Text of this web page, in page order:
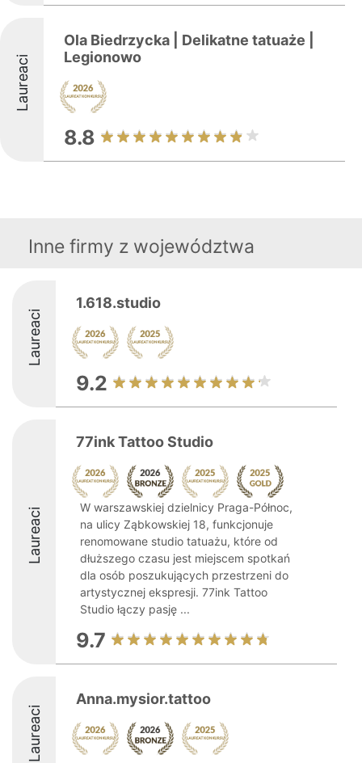
Laureaci
Ola Biedrzycka | Delikatne tatuaże |
Legionowo
8.8
Inne firmy z województwa
Laureaci
1.618.studio
9.2
Laureaci
77ink Tattoo Studio
W warszawskiej dzielnicy Praga-Północ,
na ulicy Ząbkowskiej 18, funkcjonuje
renomowane studio tatuażu, które od
dłuższego czasu jest miejscem spotkań
dla osób poszukujących przestrzeni do
artystycznej ekspresji. 77ink Tattoo
Studio łączy pasję ...
9.7
Laureaci
Anna.mysior.tattoo